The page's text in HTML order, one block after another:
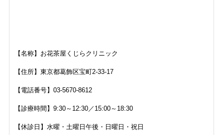
【名称】お花茶屋くじらクリニック
【住所】 東京都葛飾区宝町2-33-17
【電話番号】03-5670-8612
【診療時間】 9:30～12:30／15:00～18:30
【休診日】 水曜・土曜日午後・日曜日・祝日